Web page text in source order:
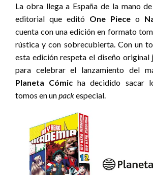
La obra llega a España de la mano de
editorial que editó One Piece o
cuenta con una edición en formato
rústica y con sobrecubierta. Con un
esta edición respeta el diseño original
para celebrar el lanzamiento del
Planeta Cómic ha decidido sacar
tomos en unpackespecial.